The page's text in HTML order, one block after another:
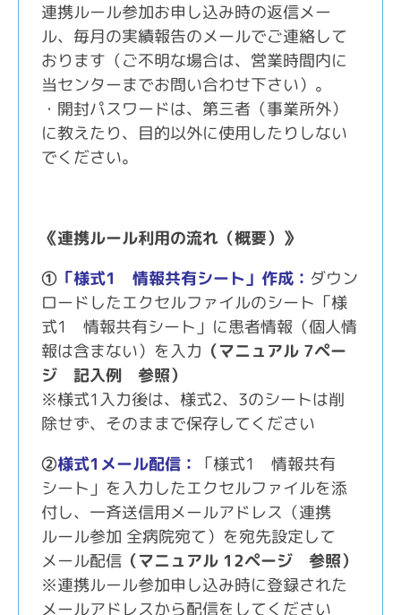
連携ルール参加お申し込み時の返信メー
ル、毎月の実績報告のメールでご連絡して
おります（ご不明な場合は、営業時間内に
当センターまでお問い合わせ下さい）。
・開封パスワードは、第三者（事業所外）
に教えたり、目的以外に使用したりしない
でください。
《連携ルール利用の流れ（概要）》
① 「様式1 情報共有シート」作成： ダウン
ロードしたエクセルファイルのシート「様
式1
情報共有シート」に患者情報（個人情
報は含まない）を入力 （マニュアル 7ペー
ジ 記入例 参照）
※様式1入力後は、様式2、 3のシートは削
除せず、そのままで保存してください
②様式1メール配信： 「様式1
情報共有
シート」を入力したエクセルファイルを添
付し、一斉送信用メールアドレス（連携
ルール参加 全病院宛て）を宛先設定して
メール配信 （マニュアル 12ページ 参照）
※連携ルール参加申し込み時に登録された
メールアドレスから配信をしてください